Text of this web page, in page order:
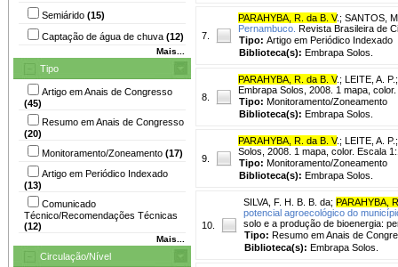
Semiárido (15)
Captação de água de chuva (12)
Mais...
Tipo
Artigo em Anais de Congresso
(45)
Resumo em Anais de Congresso
(20)
Monitoramento/Zoneamento (17)
Artigo em Periódico Indexado
(13)
Comunicado
Técnico/Recomendações Técnicas
(12)
Mais...
Circulação/Nível
7.
PARAHYBA, R. da B. V.; SANTOS,
Pernambuco. Revista Brasileira de
Tipo: Artigo em Periódico Indexado
Biblioteca(s): Embrapa Solos.
8.
PARAHYBA, R. da B. V.; LEITE, A. P.
Embrapa Solos, 2008. 1 mapa,
Tipo: Monitoramento/Zoneamento
Biblioteca(s): Embrapa Solos.
9.
PARAHYBA, R. da B. V.; LEITE, A. P.
Solos, 2008. 1 mapa, color. Escala
Tipo: Monitoramento/Zoneamento
Biblioteca(s): Embrapa Solos.
10.
SILVA, F. H. B. B. da; PARAHYBA,
potencial agroecológico do
solo e a produção de bioenergia:
Tipo: Resumo em Anais de
Biblioteca(s): Embrapa Solos.